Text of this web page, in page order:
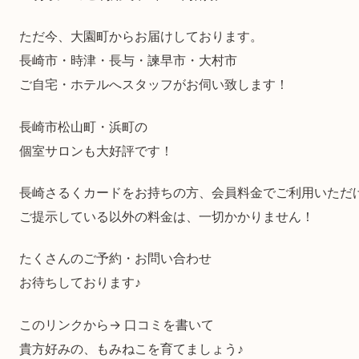
ただ今、大園町からお届けしております。
長崎市・時津・長与・諫早市・大村市
ご自宅・ホテルへスタッフがお伺い致します！
長崎市松山町・浜町の
個室サロンも大好評です！
長崎さるくカードをお持ちの方、会員料金でご利用いただ
ご提示している以外の料金は、一切かかりません！
たくさんのご予約・お問い合わせ
お待ちしております♪
このリンクから→ 口コミを書いて
貴方好みの、もみねこを育てましょう♪